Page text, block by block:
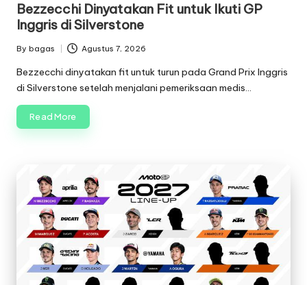
Bezzecchi Dinyatakan Fit untuk Ikuti GP
Inggris di Silverstone
Posted
by
By bagas Agustus 7, 2026
Bezzecchi dinyatakan fit untuk turun pada Grand Prix Inggris
di Silverstone setelah menjalani pemeriksaan medis…
Read More